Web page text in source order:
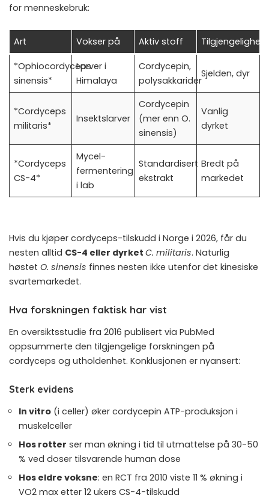
for menneskebruk:
Art Vokser på Aktiv stoff Tilgjengelighet
*Ophiocordyceps
sinensis*
Larver i
Himalaya
Cordycepin,
polysakkarider
Sjelden, dyr
*Cordyceps
militaris*
Insektslarver
Cordycepin
(mer enn O.
sinensis)
Vanlig
dyrket
*Cordyceps
CS-4*
Mycel-
fermentering
i lab
Standardisert
ekstrakt
Bredt på
markedet
Hvis du kjøper cordyceps-tilskudd i Norge i 2026, får du
nesten alltid CS-4 eller dyrket C. militaris. Naturlig
høstet O. sinensis finnes nesten ikke utenfor det kinesiske
svartemarkedet.
Hva forskningen faktisk har vist
En oversiktsstudie fra 2016 publisert via PubMed
oppsummerte den tilgjengelige forskningen på
cordyceps og utholdenhet. Konklusjonen er nyansert:
Sterk evidens
In vitro (i celler) øker cordycepin ATP-produksjon i
muskelceller
Hos rotter ser man økning i tid til utmattelse på 30-50
% ved doser tilsvarende human dose
Hos eldre voksne: en RCT fra 2010 viste 11 % økning i
VO2 max etter 12 ukers CS-4-tilskudd